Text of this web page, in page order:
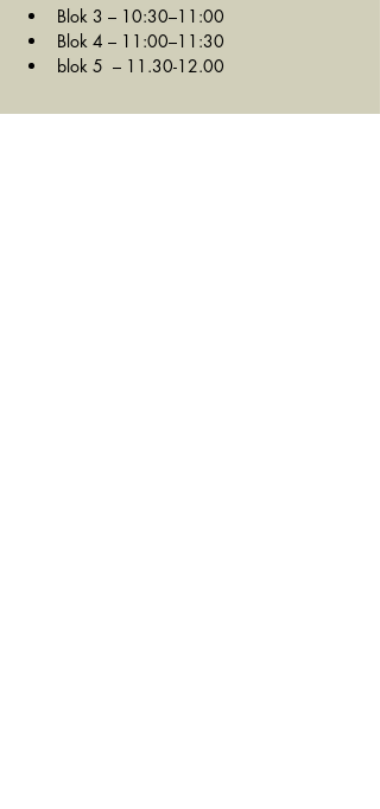
Blok 3 – 10:30–11:00
Blok 4 – 11:00–11:30
blok 5  – 11.30-12.00